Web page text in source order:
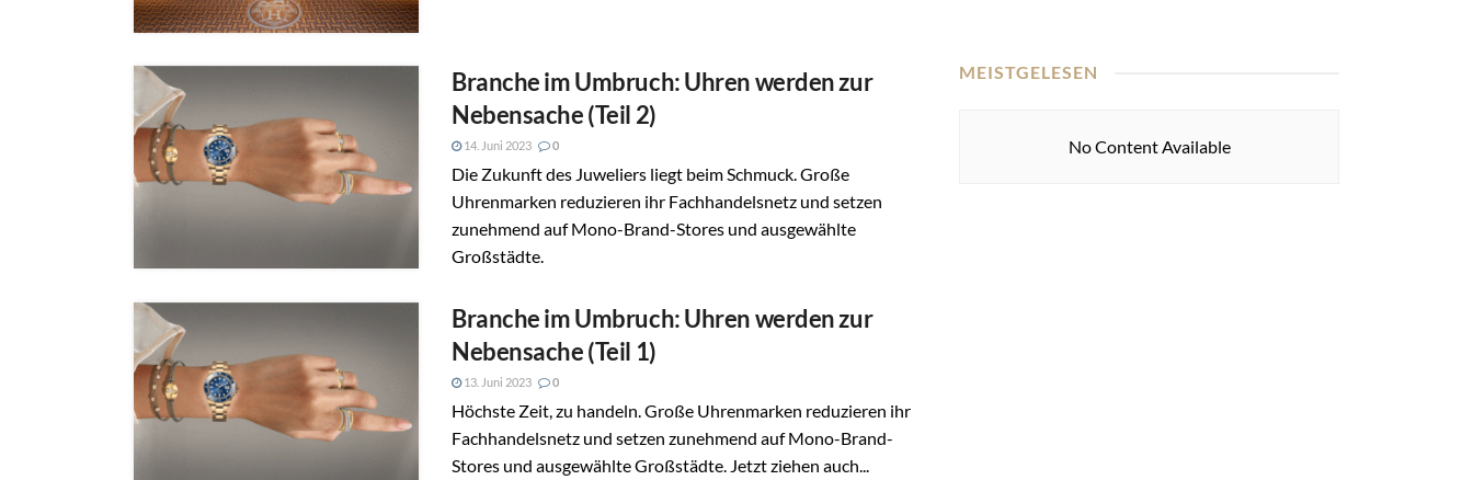
Branche im Umbruch: Uhren werden zur
Nebensache (Teil 2)
14. Juni 2023 0
Die Zukunft des Juweliers liegt beim Schmuck. Große
Uhrenmarken reduzieren ihr Fachhandelsnetz und setzen
zunehmend auf Mono-Brand-Stores und ausgewählte
Großstädte.
Branche im Umbruch: Uhren werden zur
Nebensache (Teil 1)
13. Juni 2023 0
Höchste Zeit, zu handeln. Große Uhrenmarken reduzieren ihr
Fachhandelsnetz und setzen zunehmend auf Mono-Brand-
Stores und ausgewählte Großstädte. Jetzt ziehen auch...
MEISTGELESEN
No Content Available